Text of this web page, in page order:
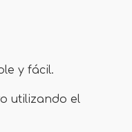
y fácil.
utilizando el